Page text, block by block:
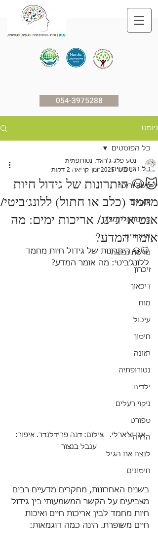
054-3975288
פוסט
כל הפוסטים
קשב וריכוז
אוטיזם
פרוטוקול נמצ'ק
מתכונים
טרשת נפוצה
זיכרון
דיכאון
מוח
עיכול
חיסון
תזונה
נטורופתיה
ילדים
ניקוי רעלים
ספורט
הרזיה
לנצח את הגיל
חיסונים
כל הפוסטים
🐱🐶 היתרונות של גידול חיות
מחמד (כלב או חתול) ללונג׳ביטי/
אנטיאייג׳ינג/ אריכות ימים: מה
אומר המדע?
נטע פלג-ג'ראד. נטורופתית
14 בינו׳ 2025
זמן קריאה 2 דקות
🐱🐶 היתרונות של גידול חיות מחמד
ללונג׳ביטי: מה אומר המדע?
אני וצ׳ארלי.   צילום: דנה פרידלנדר. איפור:
ענבל בנצור
בשנים האחרונות, מחקרים מדעיים רבים
מצביעים על הקשר המשמעותי בין גידול
חיות מחמד לבין אריכות חיים ואיכות
חיים משופרת. הינה כמה דוגמאות: